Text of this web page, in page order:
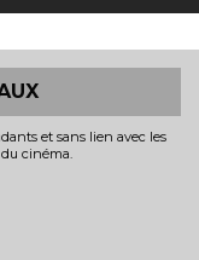
et sans lien avec les
cinéma.